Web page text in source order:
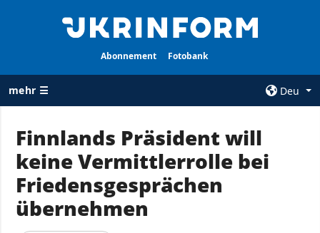
Abonnement Fotobank
mehr ☰
Deu
ALLE
RUBRIKEN
Krieg
Wiederaufbau
AGENTUR
Über uns
Finnlands Präsident will
keine Vermittlerrolle bei
Friedensgesprächen
übernehmen